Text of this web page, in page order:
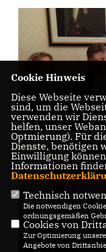
Cookie Hinweis
Diese Webseite
sind, um die
verwenden wir
helfen, unser
Optmierung). Für
Dienste, benötigen
Einwilligung
Informationen
Technisch
Die notwendigen
ordnungsgemäßen
Cookies von
Zur Optimierung
Angebote von